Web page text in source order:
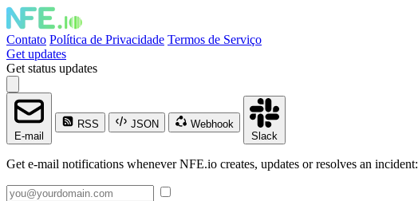
Contato Política de Privacidade Termos de Serviço
Get updates
Get status updates
E-mail
RSS JSON
Webhook
Slack
Get e-mail notifications whenever NFE.io creates, updates or resolves an incident: